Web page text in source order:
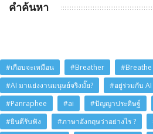
คำค้นหา
#เกือบจะเหมือน #Breather
#Breathe
#AI มาแย่งงานมนุษย์จริงมั๊ย?
#อยู่ร่วมกับ AI
#Panraphee
#ai #ปัญญาประดิษฐ์
#ยินดีรับฟัง
#ภาษาอังกฤษว่าอย่างไร ?